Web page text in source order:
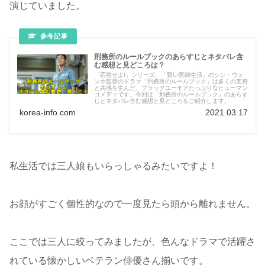
演じていました。
刑務所のルールブックのあらすじとネタバレ含
む感想と見どころは？
「応答せよ!」シリーズ、「賢い医師生活」のシン・ウォ
ンホ監督のドラマ「刑務所のルールブック」は多くの支持
と共感を生んだ、ブラックユーモアたっぷりなヒューマン
コメディです。今回は「刑務所のルールブック」のあらす
じとネタバレ含む感想と見どころをご紹介します。
korea-info.com 2021.03.17
私生活では三人娘もいらっしゃるみたいですよ！
お顔がすごく個性的なので一度見たら頭から離れません。
ここでは三人に絞ってみましたが、色んなドラマで活躍さ
れている懐かしいベテラン俳優さん揃いです。